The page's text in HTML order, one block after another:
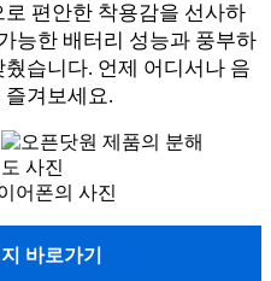
편안한 착용감을 선사하
능한 배터리 성능과 풍부하
습니다. 언제 어디서나 음
겨보세요.
바로가기